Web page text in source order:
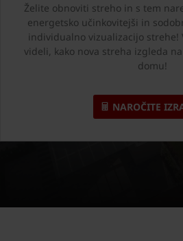
Želite obnoviti streho in s tem
energetsko učinkovitejši in
individualno vizualizacijo strehe!
videli, kako nova streha izgleda
domu!
NAROČITE